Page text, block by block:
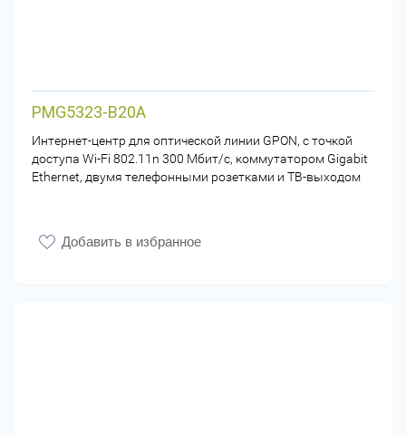
PMG5323-B20A
Интернет-центр для оптической линии GPON, с точкой
доступа Wi-Fi 802.11n 300 Мбит/с, коммутатором Gigabit
Ethernet, двумя телефонными розетками и ТВ-выходом
Добавить в избранное